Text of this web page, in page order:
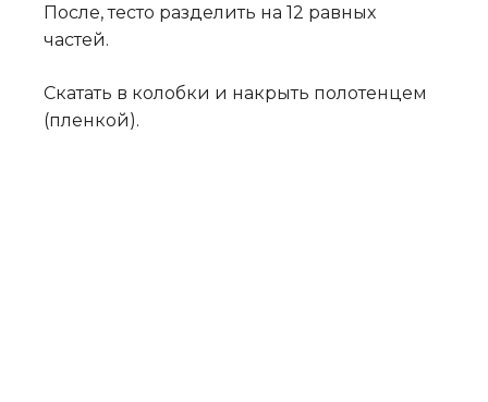
После, тесто разделить на 12 равных
частей.
Скатать в колобки и накрыть полотенцем
(пленкой).